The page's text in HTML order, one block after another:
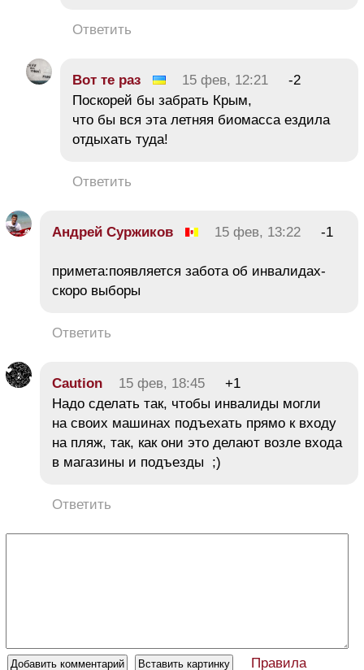
Ответить
Вот те раз 15 фев, 12:21
-2
Поскорей бы забрать Крым,
что бы вся эта летняя биомасса ездила
отдыхать туда!
Ответить
Андрей Суржиков 15 фев, 13:22 -1
примета:появляется забота об инвалидах-
скоро выборы
Ответить
Caution 15 фев, 18:45
+1
Надо сделать так, чтобы инвалиды могли
на своих машинах подъехать прямо к входу
на пляж, так, как они это делают возле входа
в магазины и подъезды ;)
Ответить
Правила